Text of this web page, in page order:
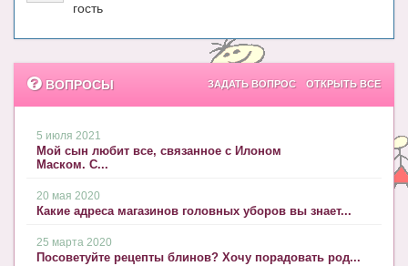
О проекте
гость
ВОПРОСЫ ОТКРЫТЬ ВСЕ
ЗАДАТЬ ВОПРОС
5 июля 2021
Мой сын любит все, связанное с Илоном
Маском. С...
20 мая 2020
Какие адреса магазинов головных уборов вы знает...
25 марта 2020
Посоветуйте рецепты блинов? Хочу порадовать род...